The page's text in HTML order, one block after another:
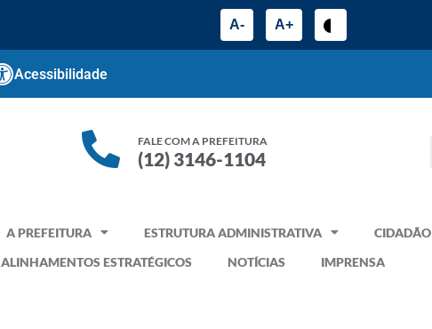
A- A+
Acessibilidade
FALE COM A PREFEITURA
(12) 3146-1104
A PREFEITURA ESTRUTURA ADMINISTRATIVA CIDADÃO
ALINHAMENTOS ESTRATÉGICOS
NOTÍCIAS IMPRENSA